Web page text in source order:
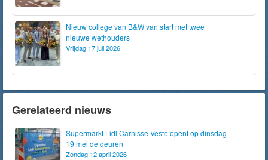
Nieuw college van B&W van start met twee
nieuwe wethouders
Vrijdag 17 juli 2026
Gerelateerd nieuws
Supermarkt Lidl Carnisse Veste opent op dinsdag
19 mei de deuren
Zondag 12 april 2026